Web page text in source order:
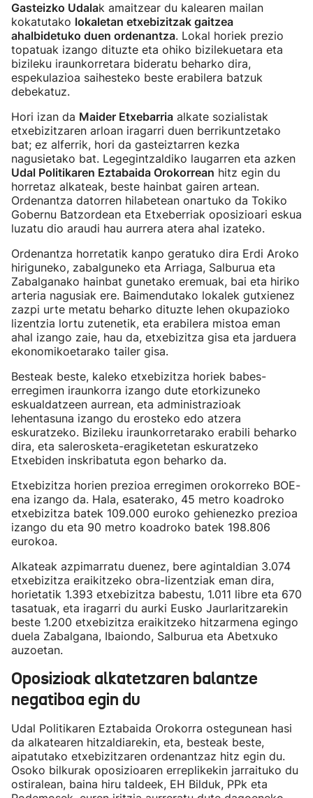
Gasteizko Udalak amaitzear du kalearen mailan
kokatutako lokaletan etxebizitzak gaitzea
ahalbidetuko duen ordenantza. Lokal horiek prezio
topatuak izango dituzte eta ohiko bizilekuetara eta
bizileku iraunkorretara bideratu beharko dira,
espekulazioa saihesteko beste erabilera batzuk
debekatuz.
Hori izan da Maider Etxebarria alkate sozialistak
etxebizitzaren arloan iragarri duen berrikuntzetako
bat; ez alferrik, hori da gasteiztarren kezka
nagusietako bat. Legegintzaldiko laugarren eta azken
Udal Politikaren Eztabaida Orokorrean hitz egin du
horretaz alkateak, beste hainbat gairen artean.
Ordenantza datorren hilabetean onartuko da Tokiko
Gobernu Batzordean eta Etxeberriak oposizioari eskua
luzatu dio araudi hau aurrera atera ahal izateko.
Ordenantza horretatik kanpo geratuko dira Erdi Aroko
hiriguneko, zabalguneko eta Arriaga, Salburua eta
Zabalganako hainbat gunetako eremuak, bai eta hiriko
arteria nagusiak ere. Baimendutako lokalek gutxienez
zazpi urte metatu beharko dituzte lehen okupazioko
lizentzia lortu zutenetik, eta erabilera mistoa eman
ahal izango zaie, hau da, etxebizitza gisa eta jarduera
ekonomikoetarako tailer gisa.
Besteak beste, kaleko etxebizitza horiek babes-
erregimen iraunkorra izango dute etorkizuneko
eskualdatzeen aurrean, eta administrazioak
lehentasuna izango du erosteko edo atzera
eskuratzeko. Bizileku iraunkorretarako erabili beharko
dira, eta salerosketa-eragiketetan eskuratzeko
Etxebiden inskribatuta egon beharko da.
Etxebizitza horien prezioa erregimen orokorreko BOE-
ena izango da. Hala, esaterako, 45 metro koadroko
etxebizitza batek 109.000 euroko gehienezko prezioa
izango du eta 90 metro koadroko batek 198.806
eurokoa.
Alkateak azpimarratu duenez, bere agintaldian 3.074
etxebizitza eraikitzeko obra-lizentziak eman dira,
horietatik 1.393 etxebizitza babestu, 1.011 libre eta 670
tasatuak, eta iragarri du aurki Eusko Jaurlaritzarekin
beste 1.200 etxebizitza eraikitzeko hitzarmena egingo
duela Zabalgana, Ibaiondo, Salburua eta Abetxuko
auzoetan.
Oposizioak alkatetzaren balantze
negatiboa egin du
Udal Politikaren Eztabaida Orokorra ostegunean hasi
da alkatearen hitzaldiarekin, eta, besteak beste,
aipatutako etxebizitzaren ordenantzaz hitz egin du.
Osoko bilkurak oposizioaren erreplikekin jarraituko du
ostiralean, baina hiru taldeek, EH Bilduk, PPk eta